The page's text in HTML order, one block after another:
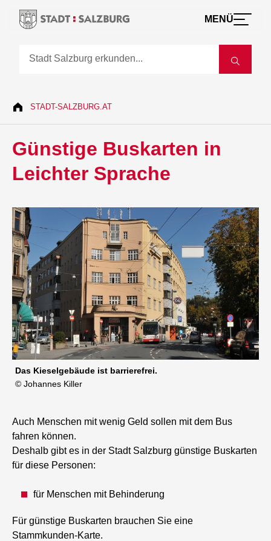
MENÜ
STADT-SALZBURG.AT
Günstige Buskarten in
Leichter Sprache
Das Kieselgebäude ist barrierefrei.
© Johannes Killer
Auch Menschen mit wenig Geld sollen mit dem Bus
fahren können.
Deshalb gibt es in der Stadt Salzburg günstige Buskarten
für diese Personen:
für Menschen mit Behinderung
Für günstige Buskarten brauchen Sie eine
Stammkunden-Karte.